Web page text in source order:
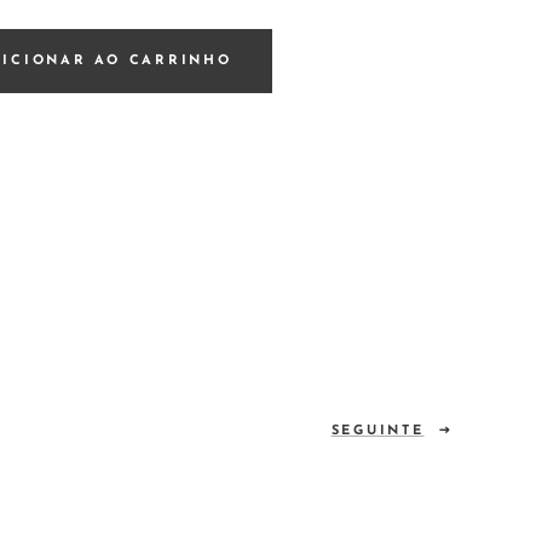
AO CARRINHO
SEGUINTE